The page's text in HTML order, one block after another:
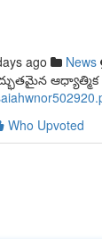
ago News
Who Upvoted